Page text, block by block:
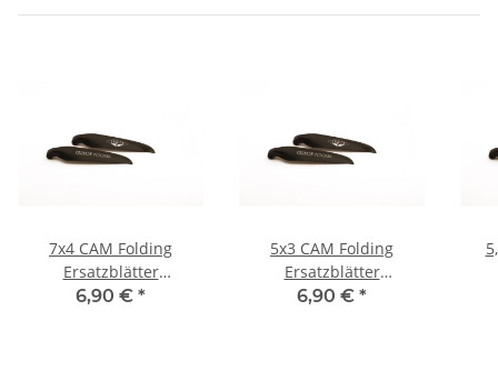
7x4 CAM Folding
Ersatzblätter
Luftschraube
6,90 € *
5x3 CAM Folding
Ersatzblätter
Luftschraube
6,90 € *